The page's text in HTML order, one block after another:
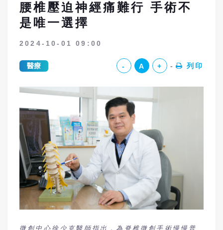
腰椎壓迫神經痛難行 手術不
是唯一選擇
2024-10-01 09:00
醫療 - A + 列印
微創中心徐少克醫師指出，為脊椎微創手術慢慢普